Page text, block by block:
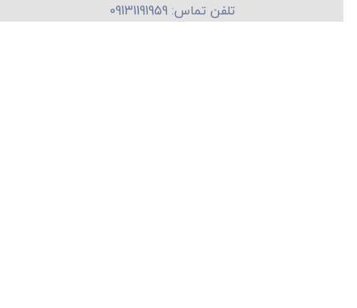
تلفن تماس: 09131191959